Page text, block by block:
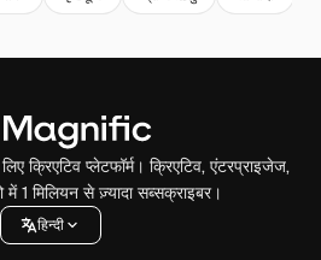
क्रिएटिव प्लेटफॉर्म। क्रिएटिव, एंटरप्राइजेज,
1 मिलियन से ज़्यादा सब्सक्राइबर।
हिन्दी